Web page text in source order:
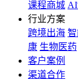
课程商城
行业方案
跨境出海
康 生物医药
客户案例
渠道合作